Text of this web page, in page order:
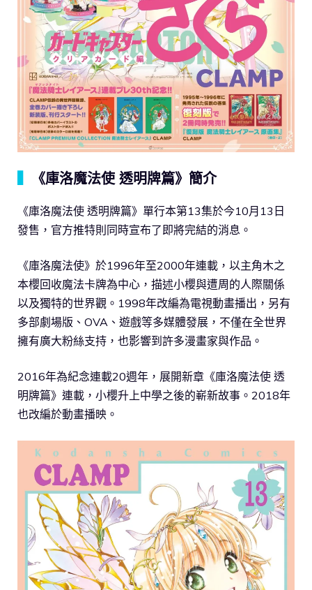
《庫洛魔法使 透明牌篇》簡介
《庫洛魔法使 透明牌篇》單行本第13集於今10月13日
發售，官方推特則同時宣布了即將完結的消息。
《庫洛魔法使》於1996年至2000年連載，以主角木之
本櫻回收魔法卡牌為中心，描述小櫻與遭周的人際關係
以及獨特的世界觀。1998年改編為電視動畫播出，另有
多部劇場版、OVA、遊戲等多媒體發展，不僅在全世界
擁有廣大粉絲支持，也影響到許多漫畫家與作品。
2016年為紀念連載20週年，展開新章《庫洛魔法使 透
明牌篇》連載，小櫻升上中學之後的嶄新故事。2018年
也改編於動畫播映。